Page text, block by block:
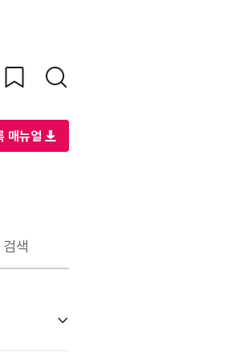
매뉴얼
색